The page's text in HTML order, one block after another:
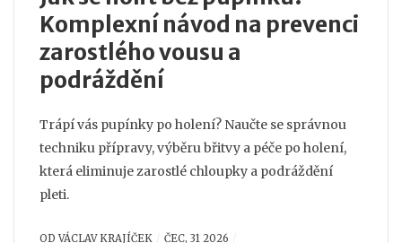
Komplexní návod na prevenci
zarostlého vousu a
podráždění
Trápí vás pupínky po holení? Naučte se správnou
techniku přípravy, výběru břitvy a péče po holení,
která eliminuje zarostlé chloupky a podráždění
pleti.
ODVÁCLAV KRAJÍČEK ČEC, 31 2026